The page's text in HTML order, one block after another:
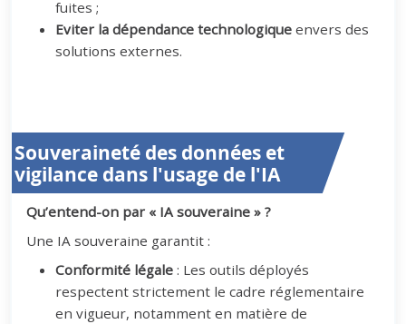
fuites ;
Eviter la dépendance technologique envers des
solutions externes.
Souveraineté des données et
vigilance dans l'usage de l'IA
Qu’entend-on par « IA souveraine » ?
Une IA souveraine garantit :
Conformité légale : Les outils déployés
respectent strictement le cadre réglementaire
en vigueur, notamment en matière de